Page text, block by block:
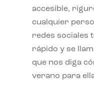
accesible,
cualquier
redes sociales
rápido y se
que nos diga
verano para